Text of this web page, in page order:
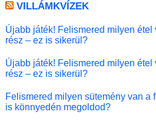
VILLÁMKVÍZEK
Újabb játék! Felismered milyen étel
rész – ez is sikerül?
Újabb játék! Felismered milyen étel
rész – ez is sikerül?
Felismered milyen sütemény van a
is könnyedén megoldod?